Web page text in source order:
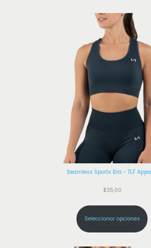
Seamless Sports Bra - TLF
$35,00
Seleccionar opciones